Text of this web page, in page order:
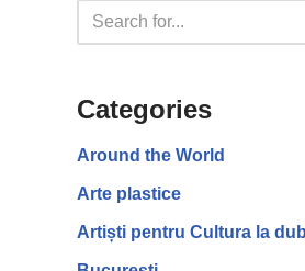
Categories
Around the World
Arte plastice
Artiști pentru Cultura la